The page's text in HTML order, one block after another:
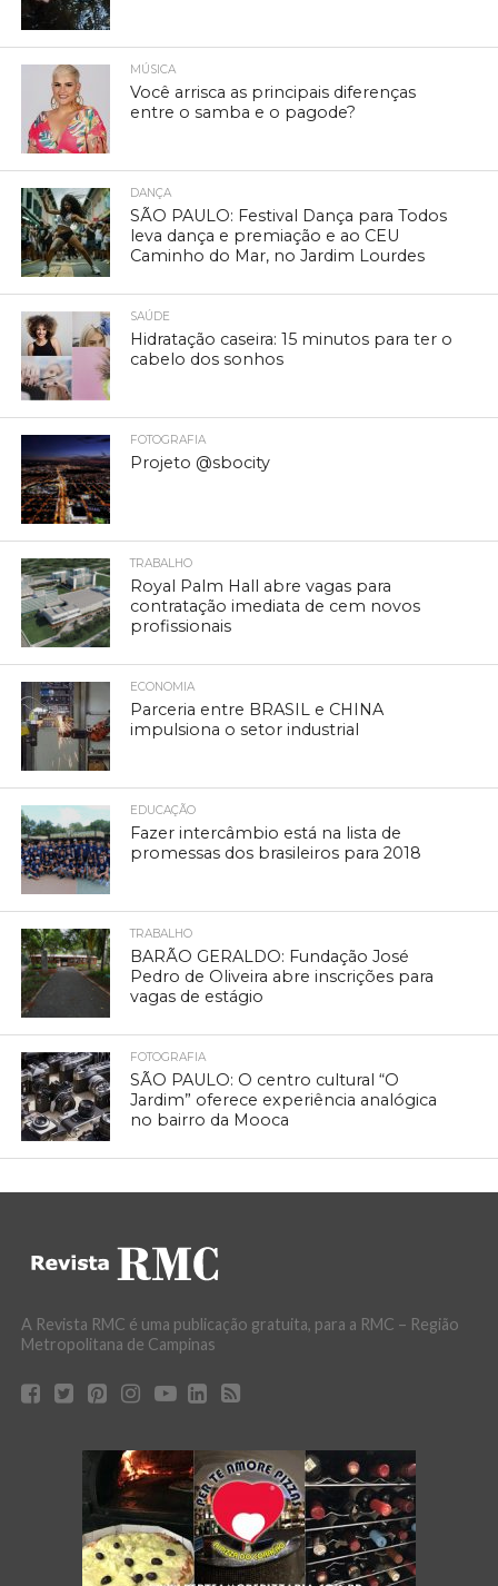
MÚSICA
Você arrisca as principais diferenças
entre o samba e o pagode?
DANÇA
SÃO PAULO: Festival Dança para Todos
leva dança e premiação e ao CEU
Caminho do Mar, no Jardim Lourdes
SAÚDE
Hidratação caseira: 15 minutos para ter o
cabelo dos sonhos
FOTOGRAFIA
Projeto @sbocity
TRABALHO
Royal Palm Hall abre vagas para
contratação imediata de cem novos
profissionais
ECONOMIA
Parceria entre BRASIL e CHINA
impulsiona o setor industrial
EDUCAÇÃO
Fazer intercâmbio está na lista de
promessas dos brasileiros para 2018
TRABALHO
BARÃO GERALDO: Fundação José
Pedro de Oliveira abre inscrições para
vagas de estágio
FOTOGRAFIA
SÃO PAULO: O centro cultural “O
Jardim” oferece experiência analógica
no bairro da Mooca
A Revista RMC é uma publicação gratuita, para a RMC – Região
Metropolitana de Campinas